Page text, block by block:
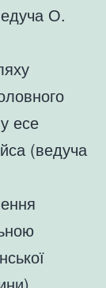
О.
есе
(ведуча